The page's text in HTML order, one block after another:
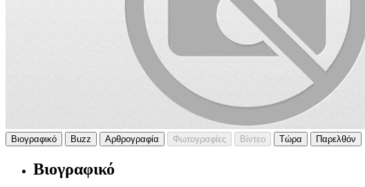
Βιογραφικό Buzz Αρθρογραφία Φωτογραφίες Βίντεο Τώρα Παρελθόν
Βιογραφικό